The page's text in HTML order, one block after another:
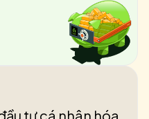
tư cá nhân hóa